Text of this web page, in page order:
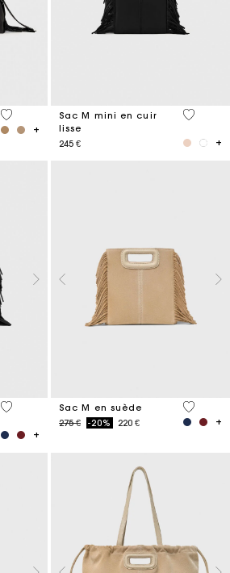
5 out of 5 Customer Rating
Sac M mini en cuir
lisse
245 €
4,1 out
3,6 out of 5 Customer Rating
Sac M en suède
Price reduced from
275 €to-20% 220 €
5 out of